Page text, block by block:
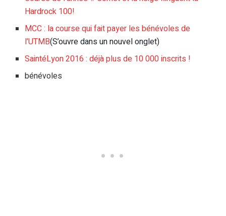
Hardrock 100!
MCC : la course qui fait payer les bénévoles de
l’UTMB(S’ouvre dans un nouvel onglet)
SaintéLyon 2016 : déjà plus de 10 000 inscrits !
bénévoles